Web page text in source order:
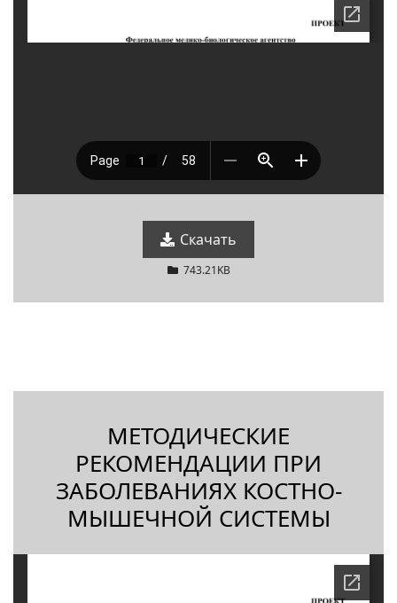
Скачать
743.21KB
МЕТОДИЧЕСКИЕ
РЕКОМЕНДАЦИИ ПРИ
ЗАБОЛЕВАНИЯХ КОСТНО-
МЫШЕЧНОЙ СИСТЕМЫ